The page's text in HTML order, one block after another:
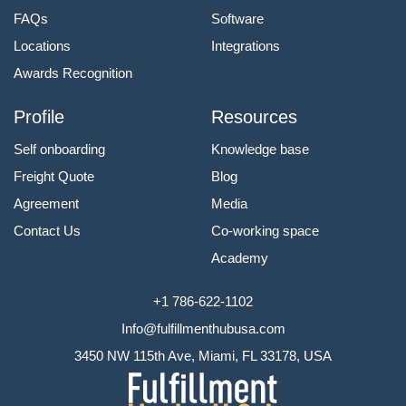
FAQs
Locations
Awards Recognition
Software
Integrations
Profile
Self onboarding
Freight Quote
Agreement
Contact Us
Resources
Knowledge base
Blog
Media
Co-working space
Academy
+1 786-622-1102
Info@fulfillmenthubusa.com
3450 NW 115th Ave, Miami, FL 33178, USA